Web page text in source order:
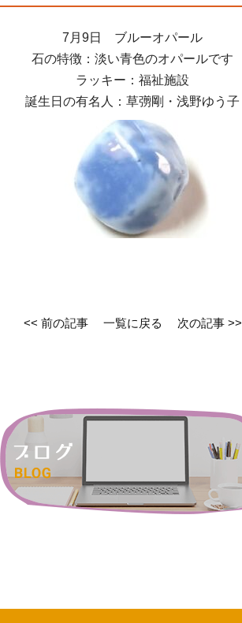
7月9日 ブルーオパール
石の特徴：淡い青色のオパールです
ラッキー：福祉施設
誕生日の有名人：草彅剛・浅野ゆう子
<< 前の記事 一覧に戻る 次の記事 >>